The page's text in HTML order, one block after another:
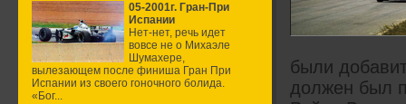
05-2001г. Гран-При
Испании
Нет-нет, речь идет
вовсе не о Михаэле
Шумахере,
вылезающем после финиша Гран При
Испании из своего гоночного болида.
«Бог...
были
должен был